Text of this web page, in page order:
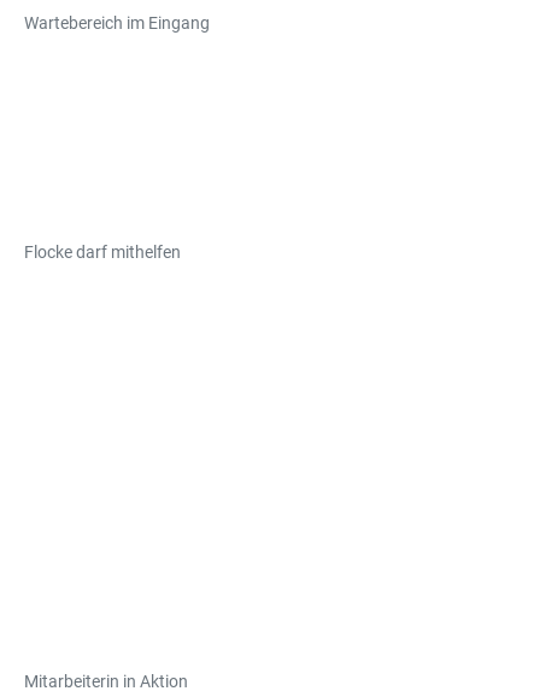
Wartebereich im Eingang
Flocke darf mithelfen
Mitarbeiterin in Aktion